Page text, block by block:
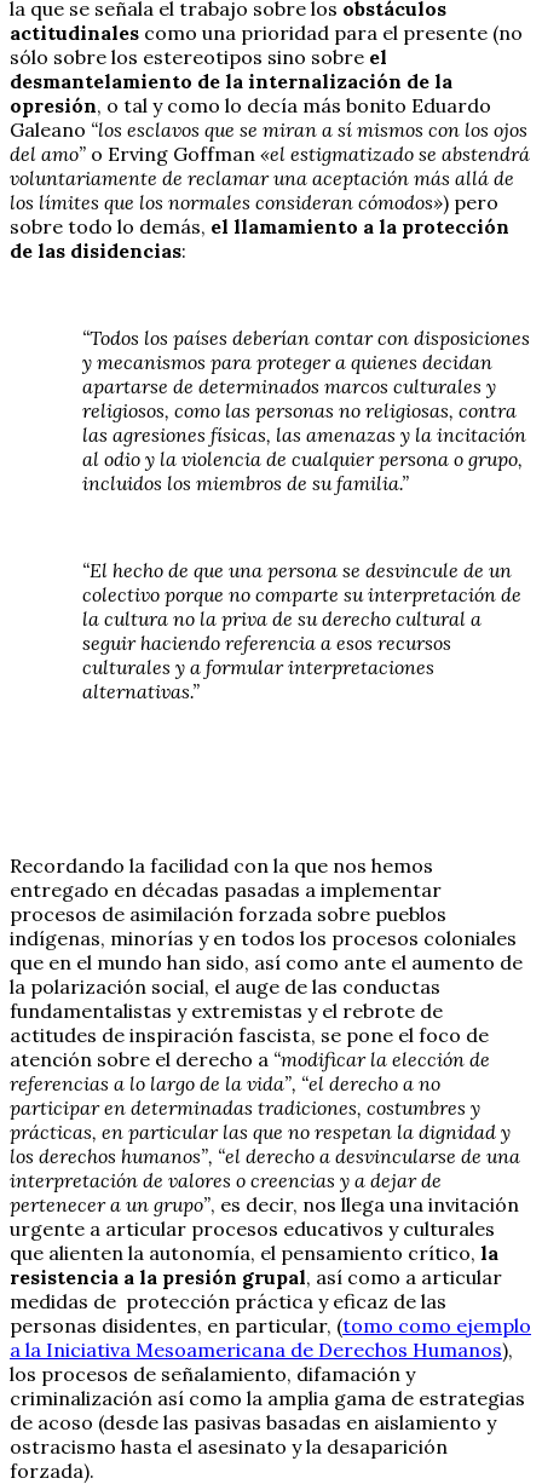
la que se señala el trabajo sobre los obstáculos
actitudinales como una prioridad para el presente (no
sólo sobre los estereotipos sino sobre el
desmantelamiento de la internalización de la
opresión, o tal y como lo decía más bonito Eduardo
Galeano “los esclavos que se miran a sí mismos con los ojos
del amo” o Erving Goffman «el estigmatizado se abstendrá
voluntariamente de reclamar una aceptación más allá de
los límites que los normales consideran cómodos») pero
sobre todo lo demás, el llamamiento a la protección
de las disidencias:
“Todos los países deberían contar con disposiciones
y mecanismos para proteger a quienes decidan
apartarse de determinados marcos culturales y
religiosos, como las personas no religiosas, contra
las agresiones físicas, las amenazas y la incitación
al odio y la violencia de cualquier persona o grupo,
incluidos los miembros de su familia.”
“El hecho de que una persona se desvincule de un
colectivo porque no comparte su interpretación de
la cultura no la priva de su derecho cultural a
seguir haciendo referencia a esos recursos
culturales y a formular interpretaciones
alternativas.”
Recordando la facilidad con la que nos hemos
entregado en décadas pasadas a implementar
procesos de asimilación forzada sobre pueblos
indígenas, minorías y en todos los procesos coloniales
que en el mundo han sido, así como ante el aumento de
la polarización social, el auge de las conductas
fundamentalistas y extremistas y el rebrote de
actitudes de inspiración fascista, se pone el foco de
atención sobre el derecho a “modificar la elección de
referencias a lo largo de la vida”, “el derecho a no
participar en determinadas tradiciones, costumbres y
prácticas, en particular las que no respetan la dignidad y
los derechos humanos”, “el derecho a desvincularse de una
interpretación de valores o creencias y a dejar de
pertenecer a un grupo”, es decir, nos llega una invitación
urgente a articular procesos educativos y culturales
que alienten la autonomía, el pensamiento crítico, la
resistencia a la presión grupal, así como a articular
medidas de protección práctica y eficaz de las
personas disidentes, en particular, (tomo como ejemplo
a la Iniciativa Mesoamericana de Derechos Humanos),
los procesos de señalamiento, difamación y
criminalización así como la amplia gama de estrategias
de acoso (desde las pasivas basadas en aislamiento y
ostracismo hasta el asesinato y la desaparición
forzada).